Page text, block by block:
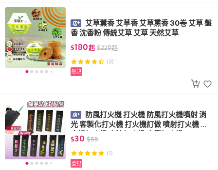
艾草薰香 艾草香 艾草熏香 30卷 艾草 盤
香 沈香粉 傳統艾草 艾草 天然艾草
$180起 $220起
(3)
登記
防風打火機 打火機 防風打火機噴射 消
光 客製化打火機 打火機訂做 噴射打火機 黑
金鋼打火機 直沖打火機 直衝打火機
$30 $55
(1)
登記